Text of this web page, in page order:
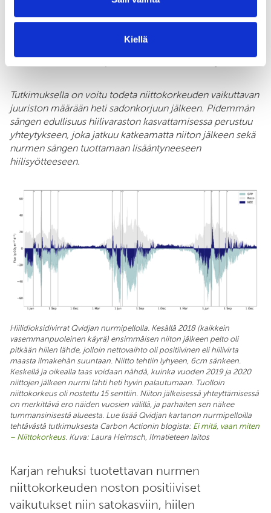
Kiellä
kasvamaan pituutta. Joidenkin viljelijöiden
kokemusten mukaan niittokorkeuden nosto
aiheuttaa hehtaarilla satoon vain noin yhden
toisessa sadossa nopean kasvuunlähdön myötä.
Tutkimuksella on voitu todeta niittokorkeuden vaikuttavan
juuriston määrään heti sadonkorjuun jälkeen. Pidemmän
sängen edullisuus hiilivaraston kasvattamisessa perustuu
yhteytykseen, joka jatkuu katkeamatta niiton jälkeen sekä
nurmen sängen tuottamaan lisääntyneeseen
hiilisyötteeseen.
Hiilidioksidivirrat Qvidjan nurmipellolla. Kesällä 2018 (kaikkein
vasemmanpuoleinen käyrä) ensimmäisen niiton jälkeen pelto oli
pitkään hiilen lähde, jolloin nettovaihto oli positiivinen eli hiilivirta
maasta ilmakehän suuntaan. Niitto tehtiin lyhyeen, 6cm sänkeen.
Keskellä ja oikealla taas voidaan nähdä, kuinka vuoden 2019 ja 2020
niittojen jälkeen nurmi lähti heti hyvin palautumaan. Tuolloin
niittokorkeus oli nostettu 15 senttiin. Niiton jälkeisessä yhteyttämisessä
on merkittävä ero näiden vuosien välillä, ja parhaiten sen näkee
tummansinisestä alueesta. Lue lisää Qvidjan kartanon nurmipelloilla
tehtävästä tutkimuksesta Carbon Actionin blogista: Ei mitä, vaan miten
– Niittokorkeus. Kuva: Laura Heimsch, Ilmatieteen laitos
Karjan rehuksi tuotettavan nurmen
niittokorkeuden noston positiiviset
vaikutukset niin satokasviin, hiilen